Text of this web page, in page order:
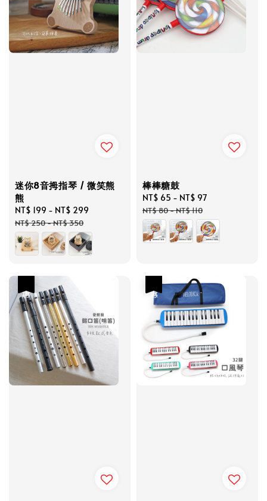
迷你8音拇指琴 / 微笑熊
熊
Sale
price
NT$ 199 - NT$ 299
NT$ 250-NT$ 350
棒棒糖鼓
Sale
price
NT$ 65 - NT$ 97
NT$ 80-NT$ 110